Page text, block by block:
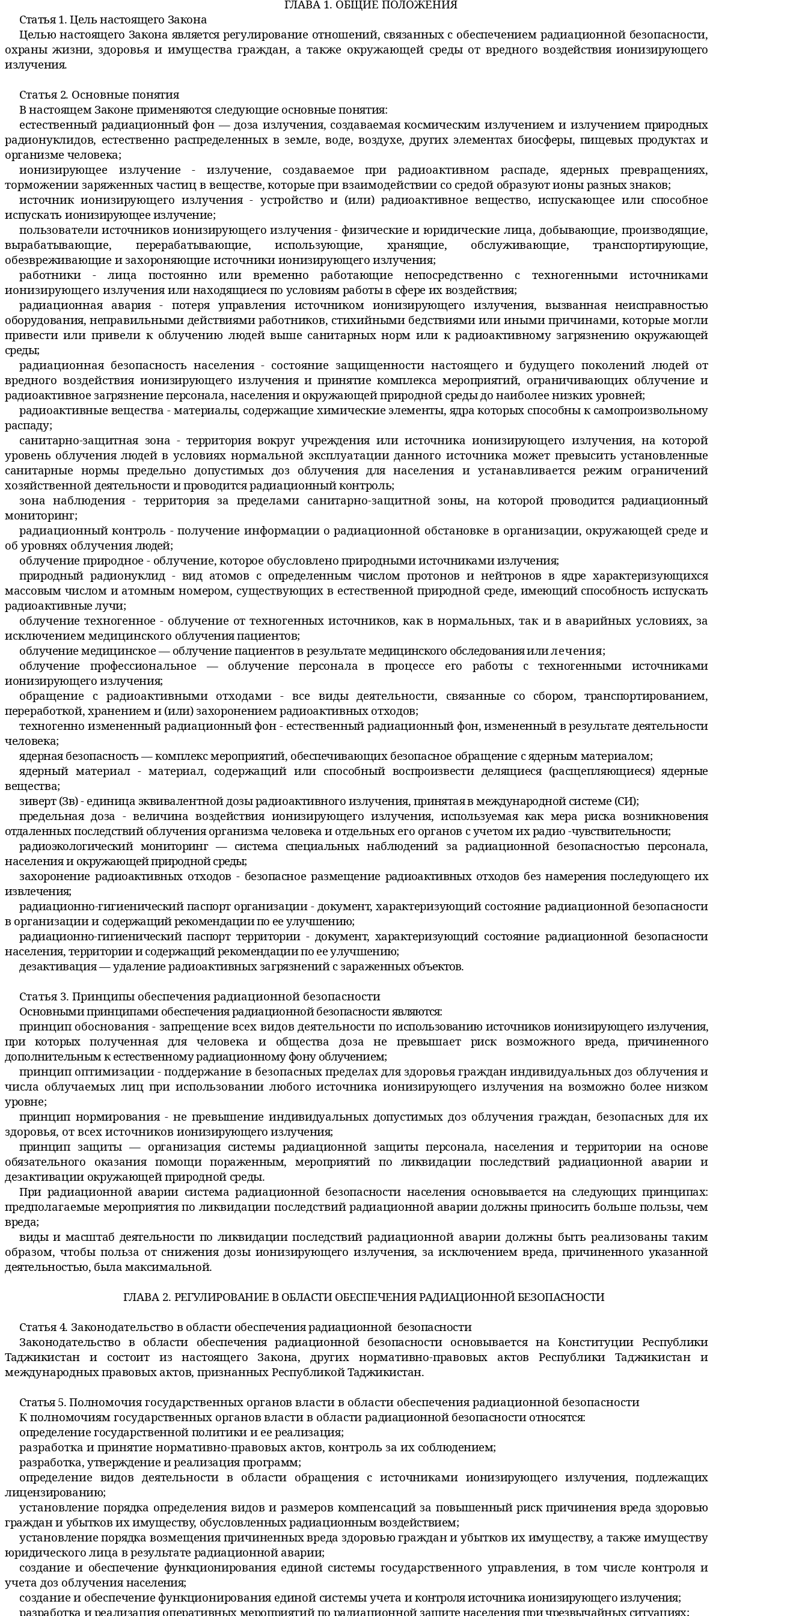
ГЛАВА 1. ОБЩИЕ ПОЛОЖЕНИЯ
Статья 1. Цель настоящего Закона
Целью настоящего Закона является регулирование отношений, связанных с обеспечением радиационной безопасности,
охраны жизни,здоровья и имущества граждан, а также окружающей среды от вредноговоздействия ионизирующего
излучения.
Статья 2. Основные понятия
В настоящем Законе применяются следующие основные понятия:
естественный радиационный фон — доза излучения, создаваемаякосмическим излучением и излучением природных
радионуклидов, естественно распределенных в земле, воде, воздухе, других элементах биосферы, пищевых продуктах и
организме человека;
ионизирующее излучение - излучение, создаваемое прирадиоактивном распаде, ядерных превращениях,
торможении заряженных частиц в веществе, которые при взаимодействии со средой образуют ионы разных знаков;
источник ионизирующего излучения - устройство и (или)радиоактивное вещество, испускающее или способное
испускатьионизирующее излучение;
пользователи источников ионизирующего излучения - физическиеи юридические лица, добывающие, производящие,
вырабатывающие,перерабатывающие, использующие, хранящие, обслуживающие,транспортирующие,
обезвреживающие и захороняющие источники ионизирующего излучения;
работники - лица постоянно или временно работающиенепосредственно с техногенными источниками
ионизирующего излученияили находящиеся по условиям работы в сфере их воздействия;
радиационная авария - потеря управления источникомионизирующего излучения, вызванная неисправностью
оборудования, неправильными действиями работников, стихийными бедствиями илииными причинами, которые могли
привести или привели к облучению людей выше санитарных норм или к радиоактивному загрязнению окружающей
среды;
радиационная безопасность населения - состояние защищенности настоящего и будущего поколений людей от
вредного воздействияионизирующего излучения и принятие комплекса мероприятий, ограничивающих облучение и
радиоактивное загрязнение персонала,населения и окружающей природной среды до наиболее низких уровней;
радиоактивные вещества - материалы, содержащие химическиеэлементы, ядра которых способны к самопроизвольному
распаду;
санитарно-защитная зона - территория вокруг учреждения илиисточника ионизирующего излучения, на которой
уровень облучения людейв условиях нормальной эксплуатации данного источника может превыситьустановленные
санитарные нормы предельно допустимых доз облучения длянаселения и устанавливается режим ограничений
хозяйственной деятельности и проводится радиационный контроль;
зона наблюдения - территория за пределами санитарно-защитнойзоны, на которой проводится радиационный
мониторинг;
радиационный контроль - получение информации о радиационной обстановке в организации, окружающей среде и
об уровнях облучениялюдей;
облучение природное - облучение, которое обусловлено природнымиисточниками излучения;
природный радионуклид - вид атомов с определенным числомпротонов и нейтронов в ядре характеризующихся
массовым числом и атомным номером, существующих в естественной природной среде, имеющий способность испускать
радиоактивные лучи;
облучение техногенное - облучение от техногенных источников, как в нормальных, так и в аварийных условиях, за
исключением медицинского облучения пациентов;
облучение медицинское — облучение пациентов в результатемедицинского обследования илилечения;
облучение профессиональное — облучение персонала в процессе егоработы с техногенными источниками
ионизирующего излучения;
обращение с радиоактивными отходами - все виды деятельности, связанные со сбором, транспортированием,
переработкой, хранением и (или)захоронением радиоактивных отходов;
техногенно измененный радиационный фон - естественныйрадиационный фон, измененный в результате деятельности
человека;
ядерная безопасность — комплекс мероприятий, обеспечивающих безопасное обращение с ядерным материалом;
ядерный материал - материал, содержащий или способный воспроизвести делящиеся (расщепляющиеся) ядерные
вещества;
зиверт (Зв) - единица эквивалентной дозы радиоактивного излучения, принятая в международной системе (СИ);
предельная доза - величина воздействия ионизирующего излучения,используемая как мера риска возникновения
отдаленных последствий облучения организма человека и отдельных его органов с учетом их радио -чувствительности;
радиоэкологический мониторинг — система специальных наблюдений за радиационной безопасностью персонала,
населения и окружающей природной среды;
захоронение радиоактивных отходов - безопасное размещение радиоактивных отходов без намерения последующего их
извлечения;
радиационно-гигиенический паспорт организации - документ,характеризующий состояние радиационной безопасности
в организации и содержащий рекомендации по ее улучшению;
радиационно-гигиенический паспорт территории - документ, характеризующий состояние радиационной безопасности
населения, территории и содержащий рекомендации по ее улучшению;
дезактивация — удаление радиоактивных загрязнений с зараженных объектов.
Статья 3. Принципы обеспечения радиационной безопасности
Основными принципами обеспечения радиационной безопасностиявляются:
принцип обоснования - запрещение всех видов деятельности поиспользованию источников ионизирующего излучения,
при которыхполученная для человека и общества доза не превышает риск возможного вреда, причиненного
дополнительным к естественному радиационному фону облучением;
принцип оптимизации - поддержание в безопасных пределах дляздоровья граждан индивидуальных доз облучения и
числа облучаемых лиц при использовании любого источника ионизирующего излучения навозможно более низком
уровне;
принцип нормирования - не превышение индивидуальных допустимых доз облучения граждан, безопасных для их
здоровья, от всех источников ионизирующего излучения;
принцип защиты — организация системы радиационной защиты персонала, населения и территории на основе
обязательного оказания помощи пораженным, мероприятий по ликвидации последствий радиационной аварии и
дезактивации окружающей природной среды.
При радиационной аварии система радиационной безопасности населения основывается на следующих принципах:
предполагаемые мероприятия по ликвидации последствийрадиационной аварии должны приносить больше пользы, чем
вреда;
виды и масштаб деятельности по ликвидации последствий радиационной аварии должны быть реализованы таким
образом, чтобыпольза от снижения дозы ионизирующего излучения, за исключением вреда, причиненного указанной
деятельностью, была максимальной.
ГЛАВА 2. РЕГУЛИРОВАНИЕ В ОБЛАСТИ ОБЕСПЕЧЕНИЯРАДИАЦИОННОЙ БЕЗОПАСНОСТИ
Статья 4. Законодательство в области обеспечениярадиационной безопасности
Законодательство в области обеспечения радиационной безопасности основывается на Конституции Республики
Таджикистан и состоит изнастоящего Закона, других нормативно-правовых актов Республики Таджикистан и
международных правовых актов, признанных РеспубликойТаджикистан.
Статья 5. Полномочия государственных органов власти в области обеспечения радиационной безопасности
К полномочиям государственных органов власти в областирадиационной безопасности относятся:
определение государственной политики и ее реализация;
разработка и принятие нормативно-правовых актов, контроль за их соблюдением;
разработка, утверждение и реализация программ;
определение видов деятельности в области обращения с источниками ионизирующего излучения, подлежащих
лицензированию;
установление порядка определения видов и размеров компенсаций за повышенный риск причинения вреда здоровью
граждан и убытков ихимуществу, обусловленных радиационным воздействием;
установление порядка возмещения причиненных вреда здоровьюграждан и убытков их имуществу, а также имуществу
юридического лица врезультате радиационной аварии;
создание и обеспечение функционирования единой системы государственного управления, в том числе контроля и
учета доз облучениянаселения;
создание и обеспечение функционирования единой системы учета иконтроля источника ионизирующего излучения;
разработка и реализация оперативных мероприятий по радиационнойзащите населения при чрезвычайных ситуациях;